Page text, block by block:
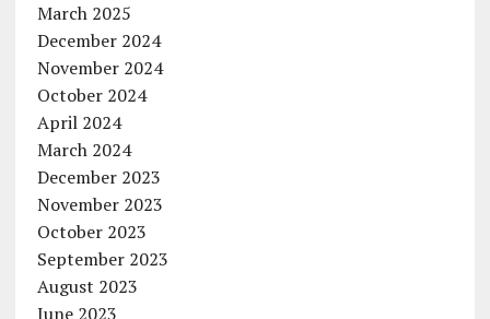
March 2025
December 2024
November 2024
October 2024
April 2024
March 2024
December 2023
November 2023
October 2023
September 2023
August 2023
June 2023